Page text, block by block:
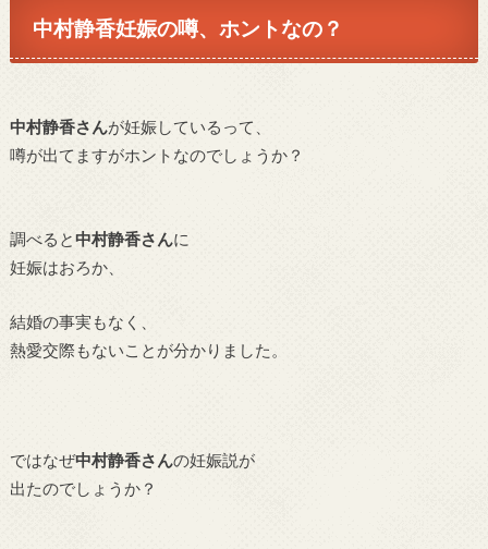
中村静香妊娠の噂、ホントなの？
中村静香さんが妊娠しているって、
噂が出てますがホントなのでしょうか？
調べると中村静香さんに
妊娠はおろか、
結婚の事実もなく、
熱愛交際もないことが分かりました。
ではなぜ中村静香さんの妊娠説が
出たのでしょうか？